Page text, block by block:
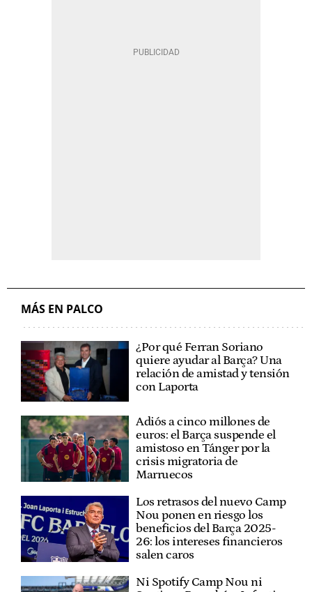
MÁS EN PALCO
¿Por qué Ferran Soriano
quiere ayudar al Barça? Una
relación de amistad y tensión
con Laporta
Adiós a cinco millones de
euros: el Barça suspende el
amistoso en Tánger por la
crisis migratoria de
Marruecos
Los retrasos del nuevo Camp
Nou ponen en riesgo los
beneficios del Barça 2025-
26: los intereses financieros
salen caros
Ni Spotify Camp Nou ni